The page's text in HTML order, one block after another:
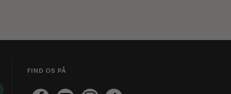
FIND OS PÅ